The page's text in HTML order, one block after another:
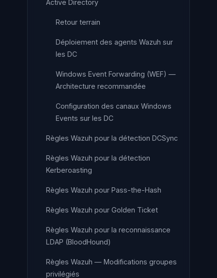
Active Directory
Retour terrain
Déploiement des agents Wazuh sur
les DC
Windows Event Forwarding (WEF) —
Architecture recommandée
Configuration des canaux Windows
Events sur les DC
Règles Wazuh pour la détection DCSync
Règles Wazuh pour la détection
Kerberoasting
Règles Wazuh pour Pass-the-Hash
Règles Wazuh pour Golden Ticket
Règles Wazuh pour la reconnaissance
LDAP (BloodHound)
Règles Wazuh — Modifications groupes
privilégiés